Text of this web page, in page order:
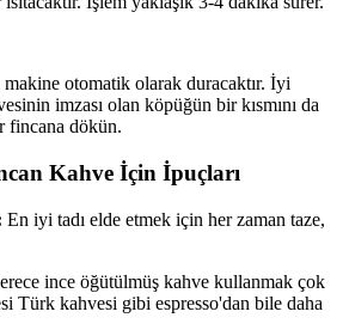
otomatik olarak duracaktır. İyi
imzası olan köpüğün bir kısmını da
fincana dökün.
Kahve İçin İpuçları
En iyi tadı elde etmek için her zaman taze,
ince öğütülmüş kahve kullanmak çok
Türk kahvesi gibi espresso'dan bile daha